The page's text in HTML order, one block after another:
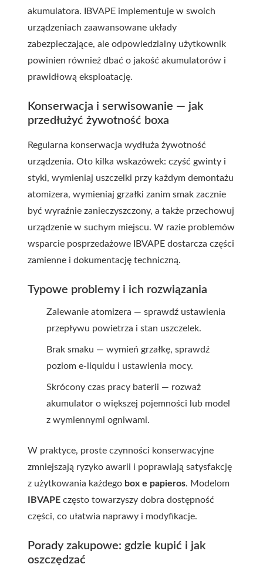
akumulatora. IBVAPE implementuje w swoich
urządzeniach zaawansowane układy
zabezpieczające, ale odpowiedzialny użytkownik
powinien również dbać o jakość akumulatorów i
prawidłową eksploatację.
Konserwacja i serwisowanie — jak
przedłużyć żywotność boxa
Regularna konserwacja wydłuża żywotność
urządzenia. Oto kilka wskazówek: czyść gwinty i
styki, wymieniaj uszczelki przy każdym demontażu
atomizera, wymieniaj grzałki zanim smak zacznie
być wyraźnie zanieczyszczony, a także przechowuj
urządzenie w suchym miejscu. W razie problemów
wsparcie posprzedażowe IBVAPE dostarcza części
zamienne i dokumentację techniczną.
Typowe problemy i ich rozwiązania
Zalewanie atomizera — sprawdź ustawienia
przepływu powietrza i stan uszczelek.
Brak smaku — wymień grzałkę, sprawdź
poziom e-liquidu i ustawienia mocy.
Skrócony czas pracy baterii — rozważ
akumulator o większej pojemności lub model
z wymiennymi ogniwami.
W praktyce, proste czynności konserwacyjne
zmniejszają ryzyko awarii i poprawiają satysfakcję
z użytkowania każdego box e papieros. Modelom
IBVAPE często towarzyszy dobra dostępność
części, co ułatwia naprawy i modyfikacje.
Porady zakupowe: gdzie kupić i jak
oszczędzać